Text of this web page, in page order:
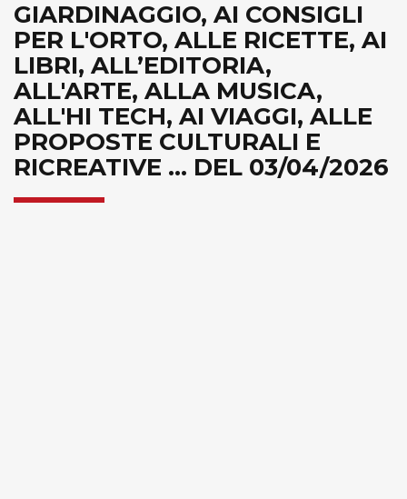
GIARDINAGGIO, AI CONSIGLI
PER L'ORTO, ALLE RICETTE, AI
LIBRI, ALL’EDITORIA,
ALL'ARTE, ALLA MUSICA,
ALL'HI TECH, AI VIAGGI, ALLE
PROPOSTE CULTURALI E
RICREATIVE ... DEL 03/04/2026